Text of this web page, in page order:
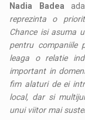
Nadia Badea
reprezinta o
Chance isi asuma
pentru companiile
leaga o relatie
important in
fim alaturi de ei
local, dar si
unui viitor mai